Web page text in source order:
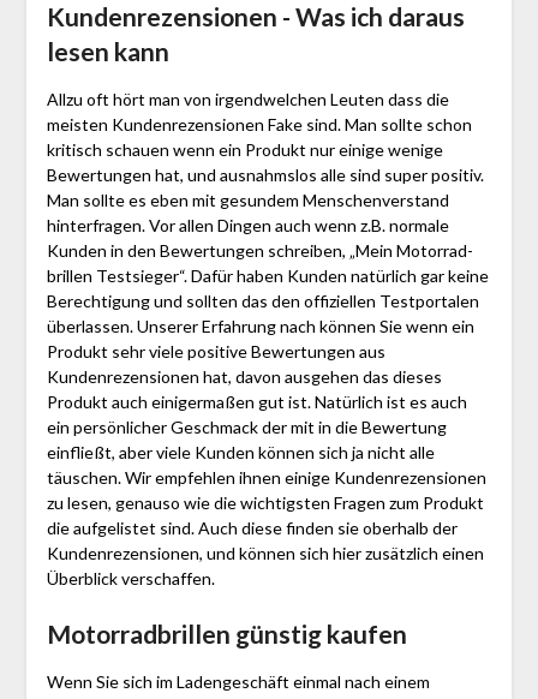
Kundenrezensionen - Was ich daraus
lesen kann
Allzu oft hört man von irgendwelchen Leuten dass die
meisten Kundenrezensionen Fake sind. Man sollte schon
kritisch schauen wenn ein Produkt nur einige wenige
Bewertungen hat, und ausnahmslos alle sind super positiv.
Man sollte es eben mit gesundem Menschenverstand
hinterfragen. Vor allen Dingen auch wenn z.B. normale
Kunden in den Bewertungen schreiben, „Mein Motor­rad­
brillen Testsieger“. Dafür haben Kunden natürlich gar keine
Berechtigung und sollten das den offiziellen Testportalen
überlassen. Unserer Erfahrung nach können Sie wenn ein
Produkt sehr viele positive Bewertungen aus
Kundenrezensionen hat, davon ausgehen das dieses
Produkt auch einigermaßen gut ist. Natürlich ist es auch
ein persönlicher Geschmack der mit in die Bewertung
einfließt, aber viele Kunden können sich ja nicht alle
täuschen. Wir empfehlen ihnen einige Kundenrezensionen
zu lesen, genauso wie die wichtigsten Fragen zum Produkt
die aufgelistet sind. Auch diese finden sie oberhalb der
Kundenrezensionen, und können sich hier zusätzlich einen
Überblick verschaffen.
Motor­rad­brillen günstig kaufen
Wenn Sie sich im Ladengeschäft einmal nach einem